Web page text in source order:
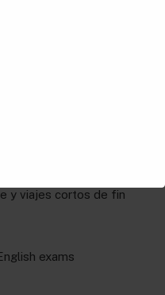
y viajes cortos de fin
exams